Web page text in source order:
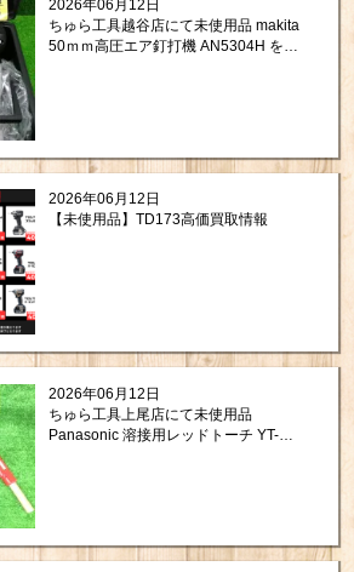
2026年06月12日
ちゅら工具越谷店にて未使用品 makita
50ｍｍ高圧エア釘打機 AN5304H を買
2026年06月12日
【未使用品】TD173高価買取情報
2026年06月12日
ちゅら工具上尾店にて未使用品
Panasonic 溶接用レッドトーチ YT-